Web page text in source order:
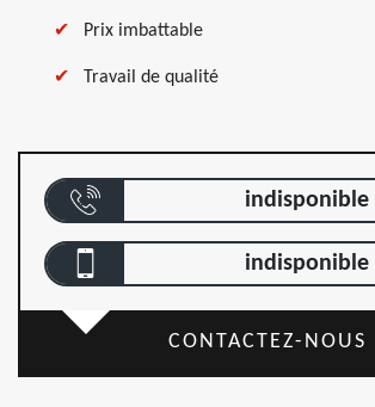
Prix imbattable
Travail de qualité
indisponible
indisponible
CONTACTEZ-NOUS